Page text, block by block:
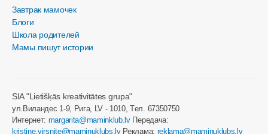
Завтрак мамочек
Блоги
Школа родителей
Мамы пишут истории
SIA "Lietišķās kreativitātes grupa"
ул.Виландес 1-9, Рига, LV - 1010, Tел. 67350750
Интернет: margarita@maminklub.lvПередача:
kristine.virsnite@maminuklubs.lvРеклама: reklama@maminuklubs.lv